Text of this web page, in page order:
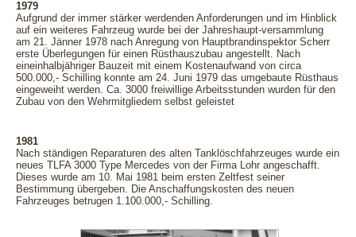
1979
Aufgrund der immer stärker werdenden Anforderungen und im Hinblick
auf ein weiteres Fahrzeug wurde bei der Jahreshaupt-versammlung
am 21. Jänner 1978 nach Anregung von Hauptbrandinspektor Scherr
erste Überlegungen für einen Rüsthauszubau angestellt. Nach
eineinhalbjähriger Bauzeit mit einem Kostenaufwand von circa
500.000,- Schilling konnte am 24. Juni 1979 das umgebaute Rüsthaus
eingeweiht werden. Ca. 3000 freiwillige Arbeitsstunden wurden für den
Zubau von den Wehrmitgliedern selbst geleistet
1981
Nach ständigen Reparaturen des alten Tanklöschfahrzeuges wurde ein
neues TLFA 3000 Type Mercedes von der Firma Lohr angeschafft.
Dieses wurde am 10. Mai 1981 beim ersten Zeltfest seiner
Bestimmung übergeben. Die Anschaffungskosten des neuen
Fahrzeuges betrugen 1.100.000,- Schilling.